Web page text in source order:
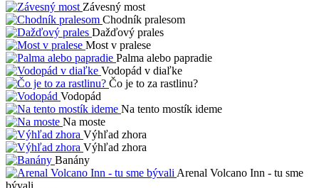
Závesný most
Chodník pralesom
Dažďový prales
Most v pralese
Palma alebo papradie
Vodopád v diaľke
Čo je to za rastlinu?
Vodopád
Na tento mostík ideme
Na moste
Výhľad zhora
Výhľad zhora
Banány
Arenal Volcano Inn - tu sme